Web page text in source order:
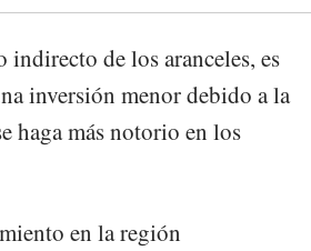
de los aranceles, es
inversión menor debido a la
haga más notorio en los
en la región